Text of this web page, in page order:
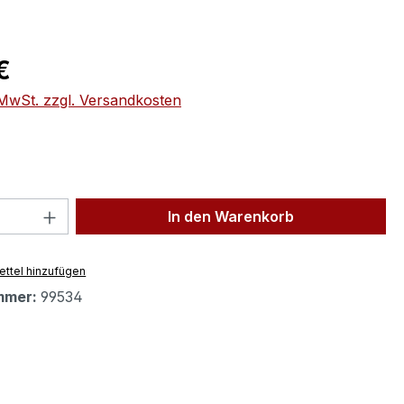
zzgl. Versandkosten
Anzahl: Gib den gewünschten Wert
In den Warenkorb
hinzufügen
99534